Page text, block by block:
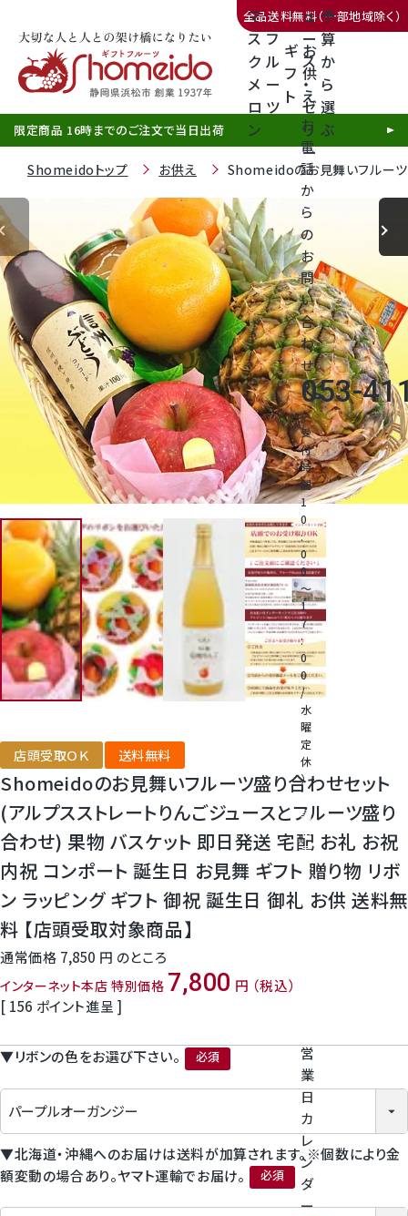
全品送料無料（一部地域除く）
マ
ス
ク
メ
ロ
ン
フ
ル
ー
ツ
ギ
フ
ト
お
供
え
ュ
ー
ス
・
ゼ
リ
ー
予
算
か
ら
選
ぶ
お
電
話
か
ら
の
お
問
い
合
わ
せ
call
053-
（
受
付
時
間
1
0
:
0
0
～
1
7
:
0
0
/
水
曜
定
休
）
電
話
番
号
を
ッ
営
業
日
カ
レ
ン
ダ
ー
静岡産クラウンメロン
天使音（あまね）マスクメロン
クラウンメロンゼリー
大糖領桃
温室みかん(ハウスみかん)
梨
幸水梨ロイヤル
クイーンルージュ
神紅ぶどう
ナガノパープル
1房からOK！ぶどう狩り
宮崎産パパイヤ
すいか
マスクメロンと季節のフルーツ詰合せ
お試しフルーツ
限定商品 16時までのご注文で当日出荷
Shomeidoトップ お供え Shomeidoのお見舞いフルーツ
店頭受取ＯＫ 送料無料
Shomeidoのお見舞いフルーツ盛り合わせセット
(アルプスストレートりんごジュースとフルーツ盛り
合わせ) 果物 バスケット 即日発送 宅配 お礼 お祝
内祝 コンポート 誕生日 お見舞 ギフト 贈り物 リボ
ン ラッピング ギフト 御祝 誕生日 御礼 お供 送料無
料 【店頭受取対象商品】
通常価格 7,850 のところ
インターネット本店 特別価格 7,800
税込
[ 156 ポイント進呈 ]
▼リボンの色をお選び下さい。
(必須)
▼北海道・沖縄へのお届けは送料が加算されます。※個数により金
額変動の場合あり。ヤマト運輸でお届け。
(必須)